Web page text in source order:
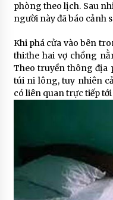
phòng theo lịch. Sau
người này đã báo cảnh
Khi phá cửa vào bên
thi:the hai vợ chồng
Theo truyền thông địa
túi ni lông, tuy nhiên
có liên quan trực tiếp